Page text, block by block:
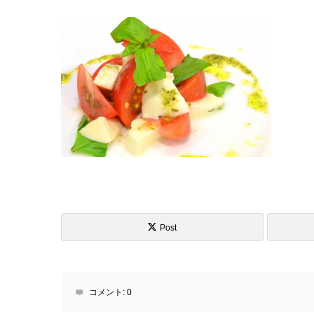
Post
コメント: 0